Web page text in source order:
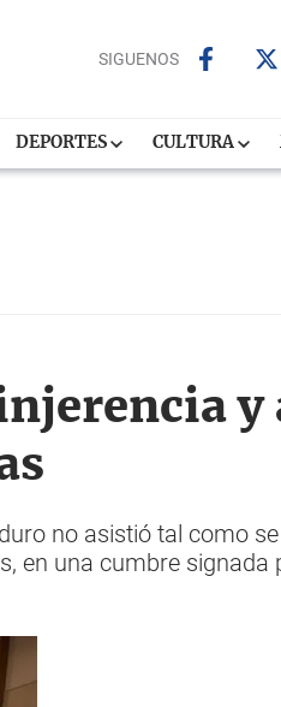
SIGUENOS
DEPORTES CULTURA
y
no asistió tal como
en una cumbre signada